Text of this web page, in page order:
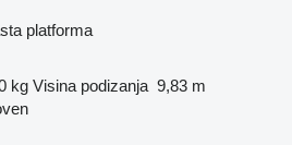
platforma
kg Visina podizanja 9,83 m